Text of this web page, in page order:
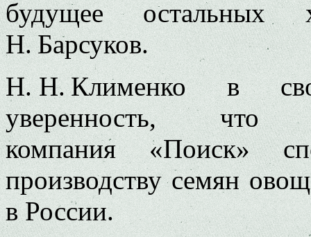
будущее остальных
Н. Барсуков.
Н. Н. Клименко в
уверенность, что
компания «Поиск»
производству семян
в России.